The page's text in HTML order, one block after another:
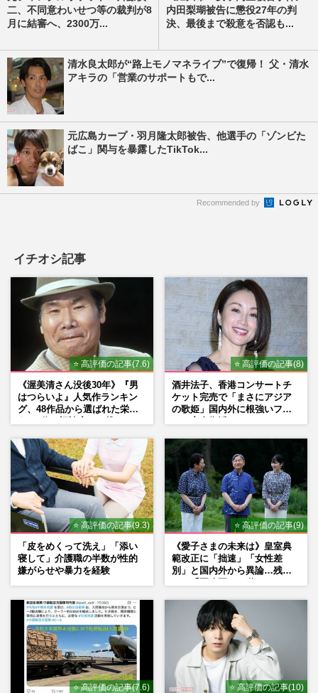
二、不同意わいせつ等の裁判が8
月に結審へ、2300万...
内田梨瑚被告に懲役27年の判
決、最後まで殺意を否認も...
清水良太郎が“路上モノマネライブ”で復帰！ 父・清水
アキラの「営業のサポートもで...
元広島カープ・羽月隆太郎被告、他選手の「ゾンビた
ばこ」関与を暴露したTikTok...
Recommended by
イチオシ記事
⭐ 高評価の記事(7.6)
《渥美清さん没後30年》『男
はつらいよ』人気作ランキン
グ、48作品から選ばれた栄え
⭐ 高評価の記事(8)
酒井法子、香港コンサートチ
ケット完売で「まさにアジア
の歌姫」国内外に根強いファ
⭐ 高評価の記事(9.3)
「皮をめくって洗え」「添い
寝して」介護職の半数が性的
嫌がらせや暴力を経験
⭐ 高評価の記事(9)
《愛子さまの未来は》皇室典
範改正に「拙速」「女性差
別」と国内外から異論…残さ
⭐ 高評価の記事(7.6) ⭐ 高評価の記事(10)